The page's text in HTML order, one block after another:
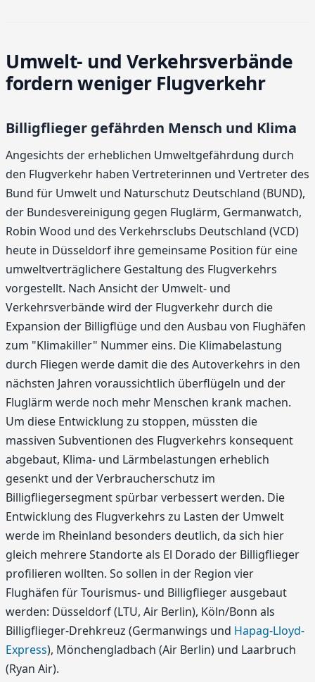
Umwelt- und Verkehrsverbände
fordern weniger Flugverkehr
Billigflieger gefährden Mensch und Klima
Angesichts der erheblichen Umweltgefährdung durch
den Flugverkehr haben Vertreterinnen und Vertreter des
Bund für Umwelt und Naturschutz Deutschland (BUND),
der Bundesvereinigung gegen Fluglärm, Germanwatch,
Robin Wood und des Verkehrsclubs Deutschland (VCD)
heute in Düsseldorf ihre gemeinsame Position für eine
umweltverträglichere Gestaltung des Flugverkehrs
vorgestellt. Nach Ansicht der Umwelt- und
Verkehrsverbände wird der Flugverkehr durch die
Expansion der Billigflüge und den Ausbau von Flughäfen
zum "Klimakiller" Nummer eins. Die Klimabelastung
durch Fliegen werde damit die des Autoverkehrs in den
nächsten Jahren voraussichtlich überflügeln und der
Fluglärm werde noch mehr Menschen krank machen.
Um diese Entwicklung zu stoppen, müssten die
massiven Subventionen des Flugverkehrs konsequent
abgebaut, Klima- und Lärmbelastungen erheblich
gesenkt und der Verbraucherschutz im
Billigfliegersegment spürbar verbessert werden. Die
Entwicklung des Flugverkehrs zu Lasten der Umwelt
werde im Rheinland besonders deutlich, da sich hier
gleich mehrere Standorte als El Dorado der Billigflieger
profilieren wollten. So sollen in der Region vier
Flughäfen für Tourismus- und Billigflieger ausgebaut
werden: Düsseldorf (LTU, Air Berlin), Köln/Bonn als
Billigflieger-Drehkreuz (Germanwings und Hapag-Lloyd-
Express), Mönchengladbach (Air Berlin) und Laarbruch
(Ryan Air).